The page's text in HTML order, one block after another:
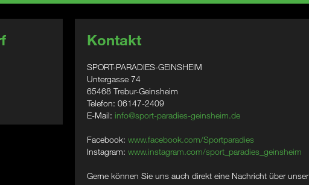
Kontakt
SPORT-PARADIES-GEINSHEIM
Untergasse 74
65468 Trebur-Geinsheim
Telefon: 06147-2409
E-Mail: info@sport-paradies-geinsheim.de
Facebook: www.facebook.com/Sportparadies
Instagram: www.instagram.com/sport_paradies_geinsheim
Gerne können Sie uns auch direkt eine Nachricht über unser